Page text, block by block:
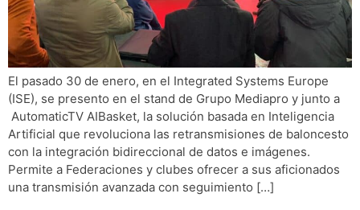
El pasado 30 de enero, en el Integrated Systems Europe
(ISE), se presento en el stand de Grupo Mediapro y junto a
AutomaticTV AIBasket, la solución basada en Inteligencia
Artificial que revoluciona las retransmisiones de baloncesto
con la integración bidireccional de datos e imágenes.
Permite a Federaciones y clubes ofrecer a sus aficionados
una transmisión avanzada con seguimiento […]